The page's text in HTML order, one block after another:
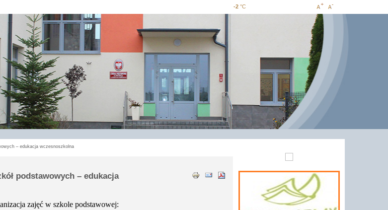
-2 °C Increase
font size
Decrease
– edukacja wczesnoszkolna
podstawowych – edukacja
zajęć w szkole podstawowej: